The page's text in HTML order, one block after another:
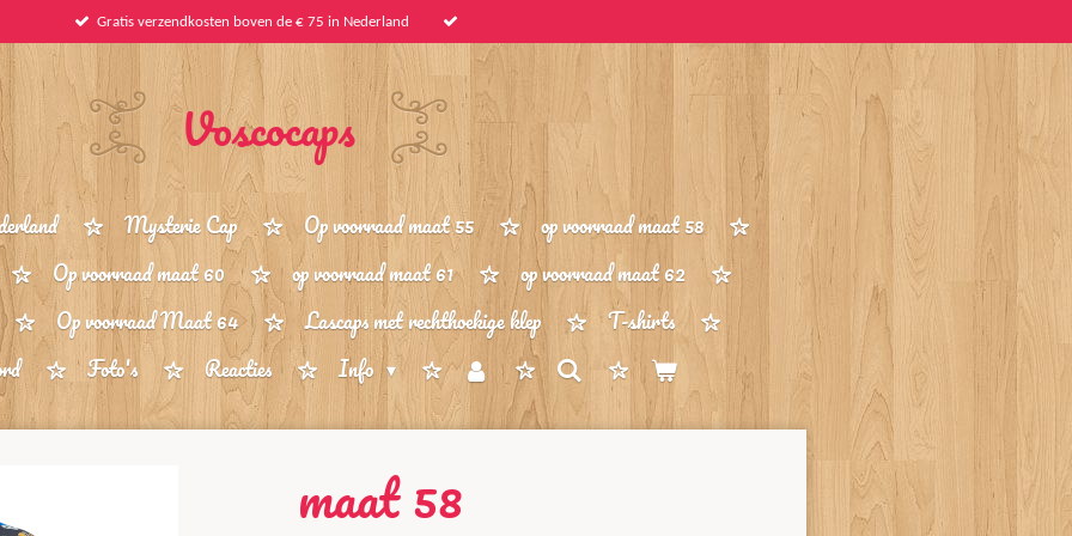
Gratis verzendkosten boven de € 75 in Nederland
Voscocaps
Mysterie Cap Op voorraad maat 55
op voorraad maat 58
Op voorraad maat 60 op voorraad maat 61
op voorraad maat 62
Op voorraad Maat 64 Lascaps met rechthoekige klep
T-shirts
Foto's Reacties Info
maat 58